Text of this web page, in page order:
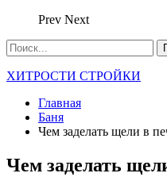
Prev Next
ХИТРОСТИ СТРОЙКИ
Главная
Баня
Чем заделать щели в
Чем заделать